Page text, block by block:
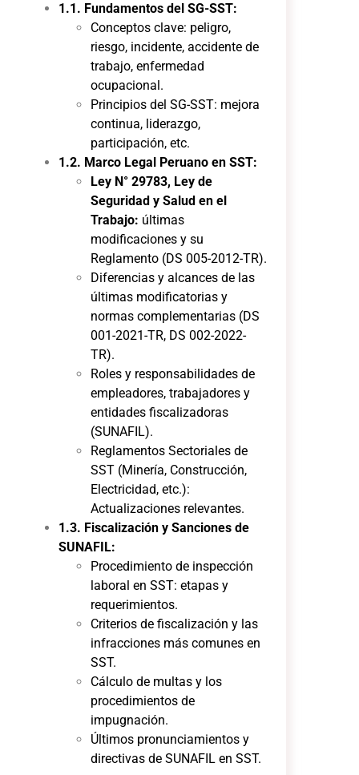
1.1. Fundamentos del SG-SST:
Conceptos clave: peligro,
riesgo, incidente, accidente de
trabajo, enfermedad
ocupacional.
Principios del SG-SST: mejora
continua, liderazgo,
participación, etc.
1.2. Marco Legal Peruano en SST:
Ley N° 29783, Ley de
Seguridad y Salud en el
Trabajo: últimas
modificaciones y su
Reglamento (DS 005-2012-TR).
Diferencias y alcances de las
últimas modificatorias y
normas complementarias (DS
001-2021-TR, DS 002-2022-
TR).
Roles y responsabilidades de
empleadores, trabajadores y
entidades fiscalizadoras
(SUNAFIL).
Reglamentos Sectoriales de
SST (Minería, Construcción,
Electricidad, etc.):
Actualizaciones relevantes.
1.3. Fiscalización y Sanciones de
SUNAFIL:
Procedimiento de inspección
laboral en SST: etapas y
requerimientos.
Criterios de fiscalización y las
infracciones más comunes en
SST.
Cálculo de multas y los
procedimientos de
impugnación.
Últimos pronunciamientos y
directivas de SUNAFIL en SST.